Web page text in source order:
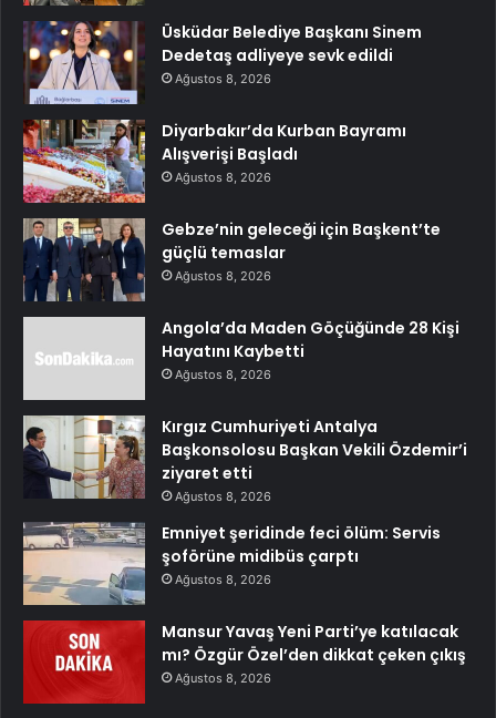
Üsküdar Belediye Başkanı Sinem
Dedetaş adliyeye sevk edildi
Ağustos 8, 2026
Diyarbakır’da Kurban Bayramı
Alışverişi Başladı
Ağustos 8, 2026
Gebze’nin geleceği için Başkent’te
güçlü temaslar
Ağustos 8, 2026
Angola’da Maden Göçüğünde 28 Kişi
Hayatını Kaybetti
Ağustos 8, 2026
Kırgız Cumhuriyeti Antalya
Başkonsolosu Başkan Vekili Özdemir’i
ziyaret etti
Ağustos 8, 2026
Emniyet şeridinde feci ölüm: Servis
şoförüne midibüs çarptı
Ağustos 8, 2026
Mansur Yavaş Yeni Parti’ye katılacak
mı? Özgür Özel’den dikkat çeken çıkış
Ağustos 8, 2026